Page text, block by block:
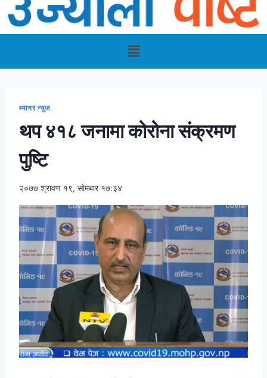
ब्यानर न्युज
थप ४१८ जनामा कोरोना संक्रमण
पुष्टि
२०७७ श्रावण १९, सोमबार १७:३४